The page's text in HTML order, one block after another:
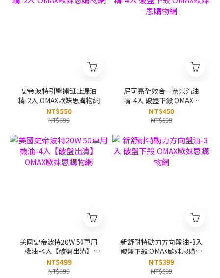
史帝波特引擎補缸止漏油
精-2入 OMAX歐妹思購物網
NT$550
NT$699
尼可亮全效合一奈米汽油
精-4入 破盤下殺 OMAX歐
妹思購物網
NT$450
NT$899
美國史帝波特20W 50車用
機油-4入【破盤出清】
OMAX歐妹思購物網
NT$499
NT$899
新舒耐特動力方向盤油-3入
破盤下殺 OMAX歐妹思購物
網
NT$399
NT$599